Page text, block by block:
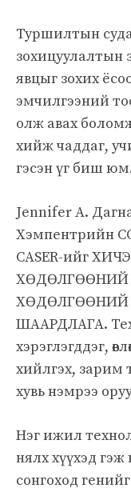
Туршилтын
зохицуулалтын
явцыг зохих
эмчилгээний
олж авах
хийж чаддаг,
гэсэн үг биш
Jennifer A.
Хэмпентрийн
CASER-ийг
ШААРДЛАГА.
хэрэглэгддэг,
хийлгэх, зарим
хувь нэмрээ
Нэг ижил
нялх хүүхэд
сонгоход генийг